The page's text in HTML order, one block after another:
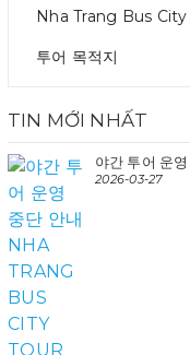
Nha Trang Bus
투어 목적지
TIN MỚI NHẤT
야간 투어 운
2026-03-27